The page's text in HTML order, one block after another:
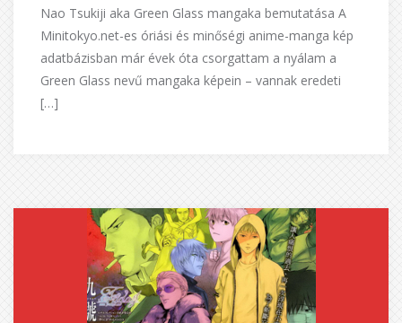
Nao Tsukiji aka Green Glass mangaka bemutatása A
Minitokyo.net-es óriási és minőségi anime-manga kép
adatbázisban már évek óta csorgattam a nyálam a
Green Glass nevű mangaka képein – vannak eredeti
[…]